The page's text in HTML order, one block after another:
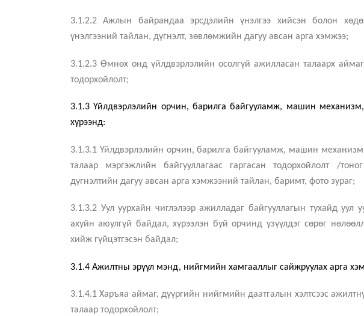
3.1.2.2 Ажлын байрандаа эрсдэлийн үнэлгээ хийсэн болон
үнэлгээний тайлан, дүгнэлт, зөвлөмжийн дагуу авсан арга хэмжээ;
3.1.2.3 Өмнөх онд үйлдвэрлэлийн осолгүй ажилласан талаарх
тодорхойлолт;
3.1.3 Үйлдвэрлэлийн орчин, барилга байгууламж, машин
хүрээнд:
3.1.3.1 Үйлдвэрлэлийн орчин, барилга байгууламж, машин
талаар мэргэжлийн байгууллагаас гаргасан тодорхойлолт /
дүгнэлтийн дагуу авсан арга хэмжээний тайлан, баримт, фото зураг;
3.1.3.2 Уул уурхайн чиглэлээр ажилладаг байгууллагын тухайд уул
ахуйн аюулгүй байдал, хүрээлэн буй орчинд үзүүлдэг сөрөг
хийж гүйцэтгэсэн байдал;
3.1.4 Ажилтны эрүүл мэнд, нийгмийн хамгааллыг сайжруулах арга
3.1.4.1 Харъяа аймаг, дүүргийн нийгмийн даатгалын хэлтсээс
талаар тодорхойлолт;